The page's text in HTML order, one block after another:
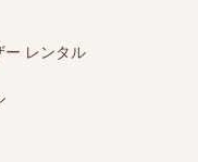
ー レンタル